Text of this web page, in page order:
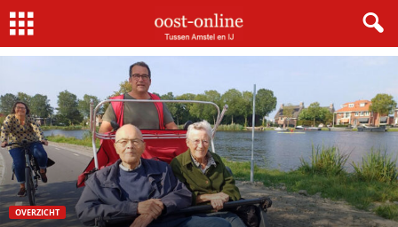
Home Kans op prijs voor ‘Fietsen Alle Jaren Amsterdam’
OVERZICHT